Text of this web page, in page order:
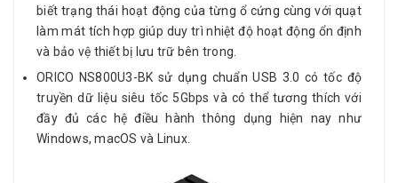
biết trạng thái hoạt động của từng ổ cứng cùng với quạt
làm mát tích hợp giúp duy trì nhiệt độ hoạt động ổn định
và bảo vệ thiết bị lưu trữ bên trong.
ORICO NS800U3-BK sử dụng chuẩn USB 3.0 có tốc độ
truyền dữ liệu siêu tốc 5Gbps và có thể tương thích với
đầy đủ các hệ điều hành thông dụng hiện nay như
Windows, macOS và Linux.